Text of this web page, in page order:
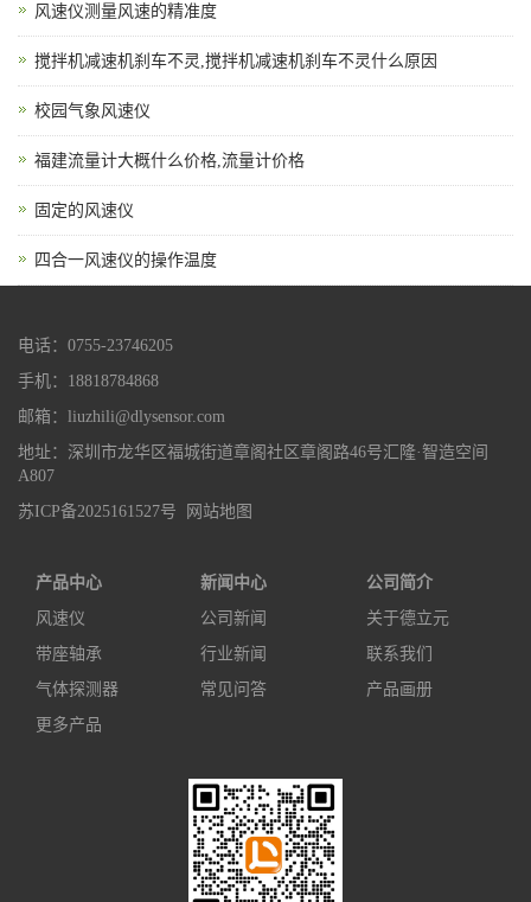
风速仪测量风速的精准度
搅拌机减速机刹车不灵,搅拌机减速机刹车不灵什么原因
校园气象风速仪
福建流量计大概什么价格,流量计价格
固定的风速仪
四合一风速仪的操作温度
电话：0755-23746205
手机：18818784868
邮箱：liuzhili@dlysensor.com
地址：深圳市龙华区福城街道章阁社区章阁路46号汇隆·智造空间
A807
苏ICP备2025161527号
网站地图
产品中心
风速仪
带座轴承
气体探测器
更多产品
新闻中心
公司新闻
行业新闻
常见问答
公司简介
关于德立元
联系我们
产品画册